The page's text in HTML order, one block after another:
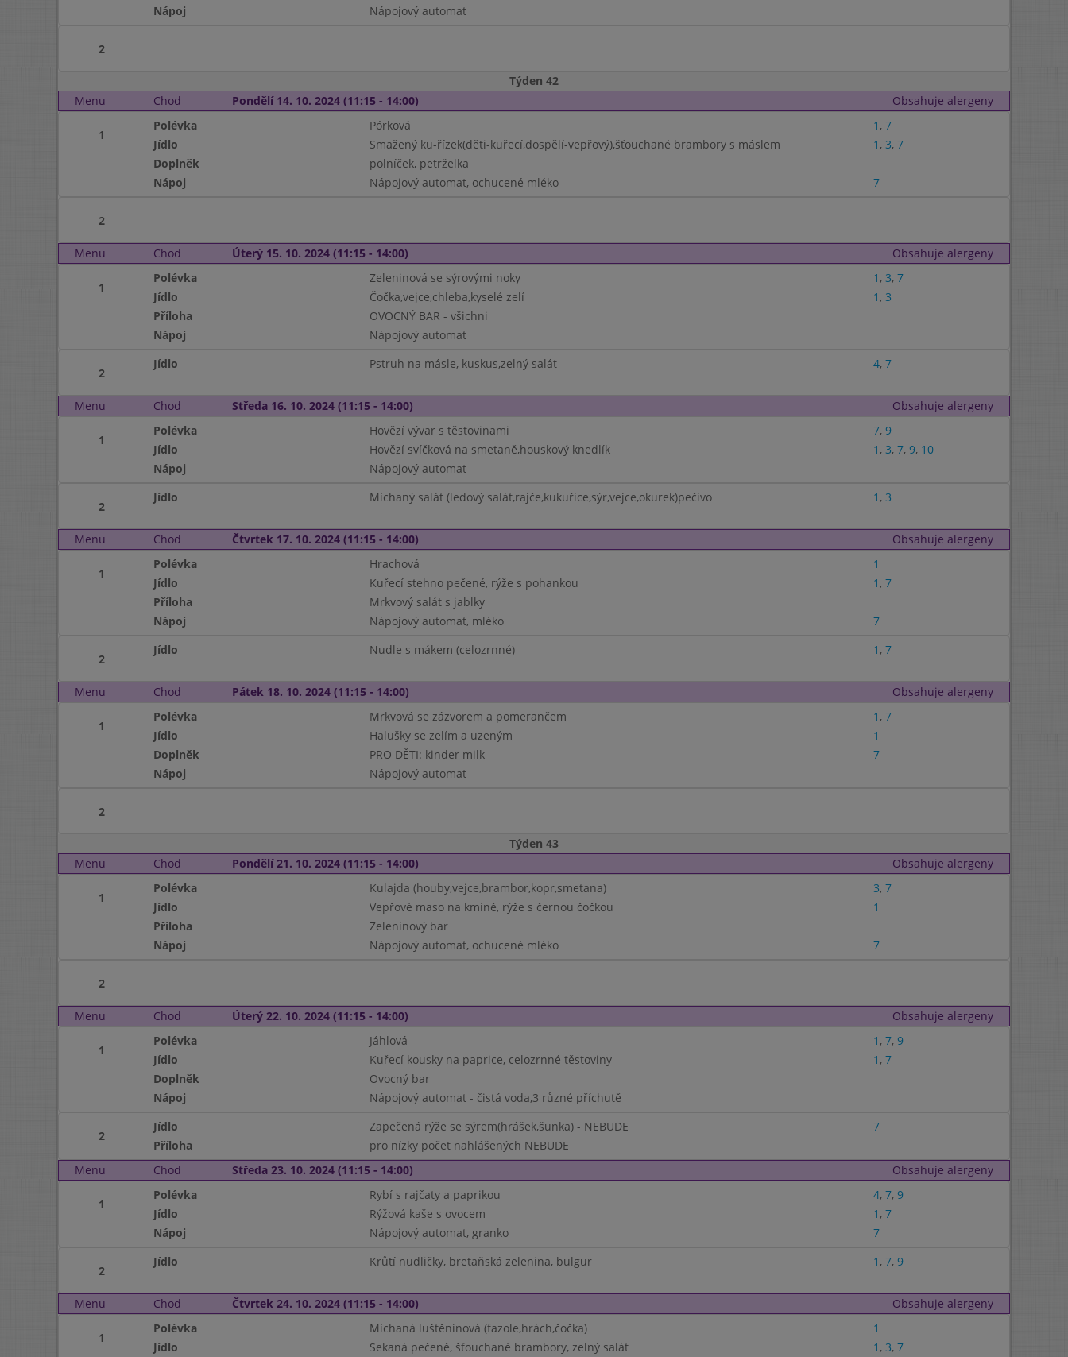
Nápoj
Nápojový automat
2
Týden 42
Menu
Chod Pondělí 14. 10. 2024 (11:15 - 14:00) Obsahuje alergeny
1
Polévka Pórková 1 , 7
Jídlo
Smažený ku-řízek(děti-kuřecí,dospělí-vepřový),šťouchané brambory s máslem 1 , 3, 7
Doplněk
polníček, petrželka
Nápoj
Nápojový automat, ochucené mléko 7
2
Menu Chod Úterý 15. 10. 2024 (11:15 - 14:00) Obsahuje alergeny
1
Polévka Zeleninová se sýrovými noky 1 , 3, 7
Jídlo
Čočka,vejce,chleba,kyselé zelí 1 , 3
Příloha
OVOCNÝ BAR - všichni
Nápoj
Nápojový automat
2
Jídlo Pstruh na másle, kuskus,zelný salát 4, 7
Menu Chod Středa 16. 10. 2024 (11:15 - 14:00) Obsahuje alergeny
1
Polévka Hovězí vývar s těstovinami 7, 9
Jídlo
Hovězí svíčková na smetaně,houskový knedlík 1 , 3, 7, 9, 10
Nápoj
Nápojový automat
2
Jídlo Míchaný salát (ledový salát,rajče,kukuřice,sýr,vejce,okurek)pečivo 1 , 3
Menu Chod Čtvrtek 17. 10. 2024 (11:15 - 14:00) Obsahuje alergeny
1
Polévka Hrachová
1
Jídlo
Kuřecí stehno pečené, rýže s pohankou 1 , 7
Příloha
Mrkvový salát s jablky
Nápoj
Nápojový automat, mléko 7
2
Jídlo Nudle s mákem (celozrnné) 1 , 7
Menu Chod Pátek 18. 10. 2024 (11:15 - 14:00) Obsahuje alergeny
1
Polévka Mrkvová se zázvorem a pomerančem 1 , 7
Jídlo
Halušky se zelím a uzeným
1
Doplněk
PRO DĚTI: kinder milk
7
Nápoj
Nápojový automat
2
Týden 43
Menu
Chod Pondělí 21. 10. 2024 (11:15 - 14:00) Obsahuje alergeny
1
Polévka Kulajda (houby,vejce,brambor,kopr,smetana) 3, 7
Jídlo
Vepřové maso na kmíně, rýže s černou čočkou
1
Příloha
Zeleninový bar
Nápoj
Nápojový automat, ochucené mléko 7
2
Menu Chod Úterý 22. 10. 2024 (11:15 - 14:00) Obsahuje alergeny
1
Polévka Jáhlová 1 , 7, 9
Jídlo
Kuřecí kousky na paprice, celozrnné těstoviny 1 , 7
Doplněk
Ovocný bar
Nápoj
Nápojový automat - čistá voda,3 různé příchutě
2
Jídlo Zapečená rýže se sýrem(hrášek,šunka) - NEBUDE
7
Příloha
pro nízky počet nahlášených NEBUDE
Menu
Chod Středa 23. 10. 2024 (11:15 - 14:00) Obsahuje alergeny
1
Polévka Rybí s rajčaty a paprikou 4, 7, 9
Jídlo
Rýžová kaše s ovocem 1 , 7
Nápoj
Nápojový automat, granko 7
2
Jídlo Krůtí nudličky, bretaňská zelenina, bulgur 1 , 7, 9
Menu Chod Čtvrtek 24. 10. 2024 (11:15 - 14:00) Obsahuje alergeny
1
Polévka Míchaná luštěninová (fazole,hrách,čočka)
1
Jídlo
Sekaná pečeně, šťouchané brambory, zelný salát 1 , 3, 7